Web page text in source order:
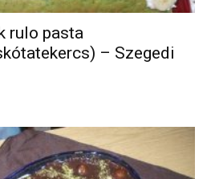
rulo pasta
– Szegedi